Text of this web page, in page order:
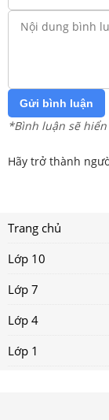
Gửi bình luận
*Bình luận sẽ
Hãy trở thành
Trang chủ
Lớp 10
Lớp 7
Lớp 4
Lớp 1